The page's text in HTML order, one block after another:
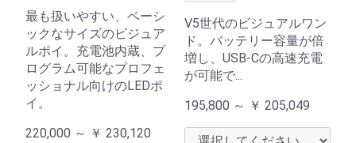
最も扱いやすい、ベーシ
ックなサイズのビジュア
ルポイ。充電池内蔵、プ
ログラム可能なプロフェ
ッショナル向けのLEDポ
イ。
220,000 ～ ￥ 230,120
V5世代のビジュアルワン
ド。バッテリー容量が倍
増し、USB-Cの高速充電
が可能で...
195,800 ～ ￥ 205,049